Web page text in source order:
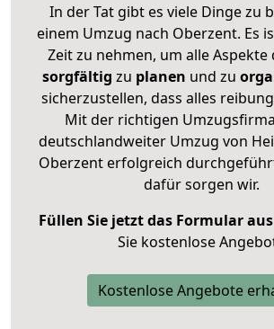
In der Tat gibt es viele Dinge zu
einem Umzug nach Oberzent. Es
Zeit zu nehmen, um alle Aspekte
sorgfältig zu planen und zu
sicherzustellen, dass alles
Mit der richtigen
deutschlandweiter Umzug von
Oberzent erfolgreich
dafür sorgen wir.
Füllen Sie jetzt das Formular aus
Sie kostenlose
Kostenlose Angebote